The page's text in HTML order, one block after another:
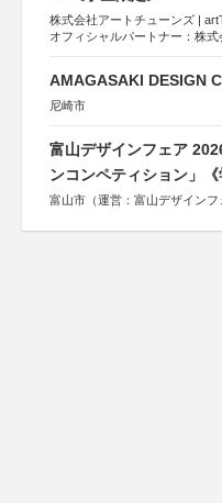
株式会社アートチューンズ |
オフィシャルパートナー：株式
AMAGASAKI DESIGN
尼崎市
富山デザインフェア
ンコンペティション」《
富山市（運営：富山デザインフ